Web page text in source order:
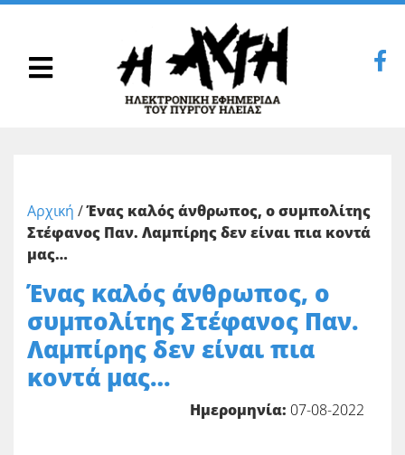
Αρχική /Ένας καλός άνθρωπος, ο συμπολίτης
Στέφανος Παν. Λαμπίρης δεν είναι πια κοντά
μας…
Ένας καλός άνθρωπος, ο
συμπολίτης Στέφανος Παν.
Λαμπίρης δεν είναι πια
κοντά μας…
Ημερομηνία: 07-08-2022